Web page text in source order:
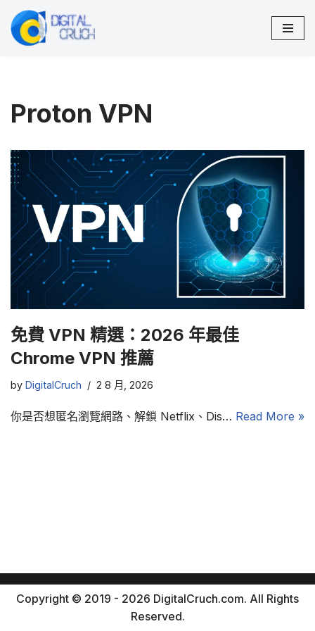
Skip
Proton VPN
免費 VPN 精選：2026 年最佳
Chrome VPN 推薦
by DigitalCruch 2 8 月, 2026
你是否想匿名瀏覽網路、解鎖 Netflix、Dis… Read More »
Copyright © 2019 - 2026 DigitalCruch.com. All Rights
Reserved.